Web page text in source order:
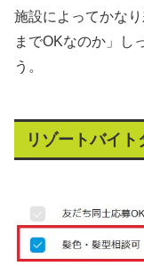
施設によってかな
までOKなのか」し
う。
リゾートバイ